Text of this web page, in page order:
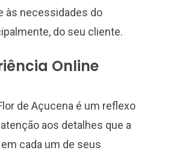
às necessidades do
do seu cliente.
Online
de Açucena é um reflexo
aos detalhes que a
cada um de seus